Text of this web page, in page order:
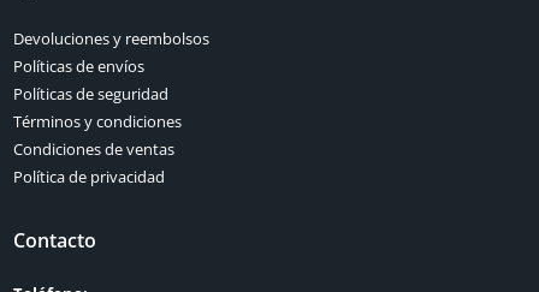
Devoluciones y reembolsos
Políticas de envíos
Políticas de seguridad
Términos y condiciones
Condiciones de ventas
Política de privacidad
Contacto